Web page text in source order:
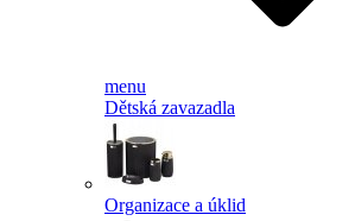
menu
Dětská zavazadla
Organizace a úklid